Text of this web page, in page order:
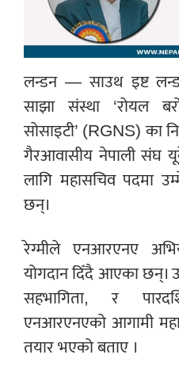
लन्डन — साउथ इष्ट
साझा संस्था ‘रोयल
सोसाइटी’ (RGNS) का
गैरआवासीय नेपाली संघ
लागि महासचिव पदमा
छन्।
रेग्मीले एनआरएनए
योगदान दिँदै आएका छन्।
सहभागिता, र
एनआरएनएको आगामी
तयार भएको बताए ।